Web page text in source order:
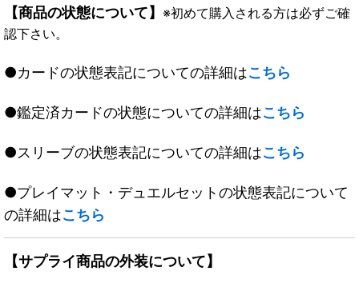
【商品の状態について】 ※初めて購入される方は必ずご確
認下さい。
●カードの状態表記についての詳細はこちら
●鑑定済カードの状態についての詳細はこちら
●スリーブの状態表記についての詳細はこちら
●プレイマット・デュエルセットの状態表記について
の詳細はこちら
【サプライ商品の外装について】